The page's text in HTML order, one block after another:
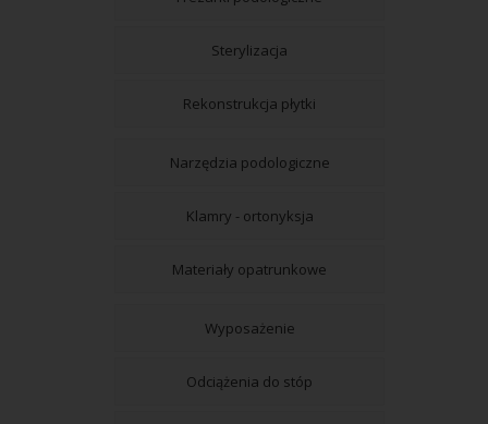
Sterylizacja
Rekonstrukcja płytki
Narzędzia podologiczne
Klamry - ortonyksja
Materiały opatrunkowe
Wyposażenie
Odciążenia do stóp